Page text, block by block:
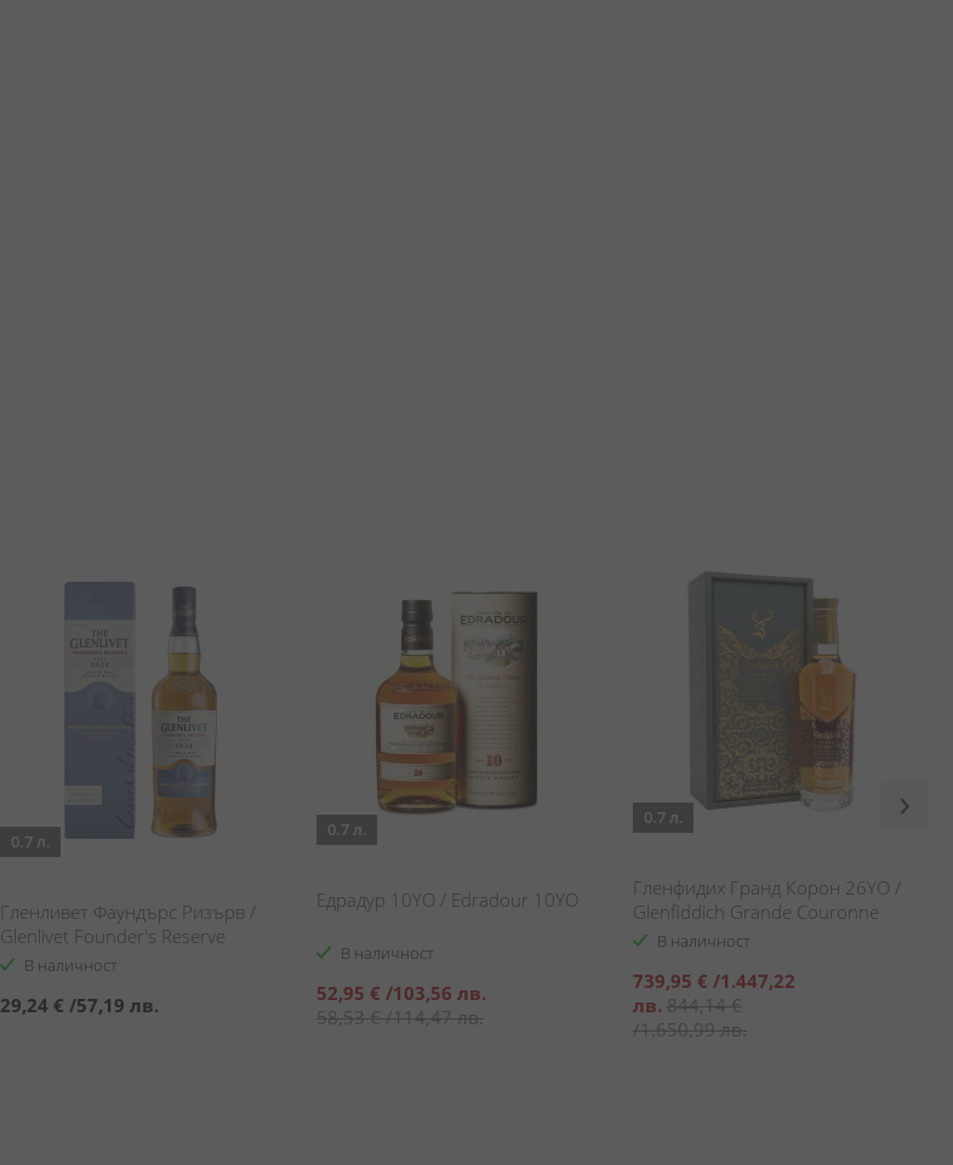
0.7 л.
Гленливет Фаундърс Ризърв /
Glenlivet Founder's Reserve
В наличност
29,24 € /57,19 лв.
0.7 л.
Едрадур 10YО / Edradour 10YO
В наличност
Специална
цена
52,95 € /103,56 лв.
58,53 €/114,47 лв.
0.7 л.
Гленфидих Гранд Корон 26YO /
Glenfiddich Grande Couronne
26YOВ наличност
Специална
цена
739,95 € /1.447,22
лв. 844,14 €
/1.650,99 лв.